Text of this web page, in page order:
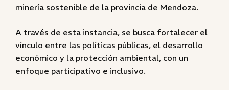
minería sostenible de la provincia de Mendoza.
A través de esta instancia, se busca fortalecer el
vínculo entre las políticas públicas, el desarrollo
económico y la protección ambiental, con un
enfoque participativo e inclusivo.